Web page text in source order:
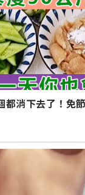
都消下去了！免